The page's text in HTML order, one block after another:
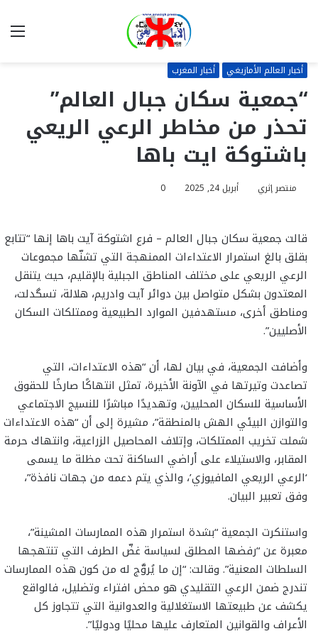
أخبار العالم الأمازيغي أخبار المغرب
“جمعية سكان جبال العالم”
تحذر من مخاطر الرعي الريعي
باشتوكة ايت باها
منتصر إثري أبريل 24, 2025 0
قالت جمعية سكان جبال العالم – فرع اشتوكة آيت باها إنها “تتابع
بقلق بالغ استمرار الاعتداءات الممنهجة التي تشنّها مجموعات
الرعي الريعي على مختلف المناطق الجبلية بالإقليم، حيث يتنقل
المعتدون بشكل متواصل بين دوائر آيت وادريم، هلالة، تسگدلت،
ومناطق أخرى، مستهدفين الموارد الطبيعية وممتلكات السكان
الأصليين”.
وأضافت الجمعية، في بيان لها، أن “هذه الاعتداءات، التي
تصاعدت وتيرتها في الآونة الأخيرة، تمثل انتهاكًا صارخًا للحقوق
الأساسية للسكان المحليين، وتهديدًا مباشرًا للنسيج الاجتماعي
والتوازن البيئي الهش بالمنطقة”، مشيرة إلى أن “هذه الاعتداءات
شملت تخريب الممتلكات، وإتلاف المحاصيل الزراعية، وانتهاك حرمة
المقابر، والاستيلاء على أراضي الساكنة تحت مظلة ما يسمى
‘الرعي الريعي المافيوزي’، والذي يتم دعمه من جهات نافذة”،
وفق تعبير البيان.
واستنكرت الجمعية “بشدة استمرار هذه الممارسات المشينة”،
معبرة عن “رفضها المطلق لسياسة غضّ الطرف التي تنتهجها
السلطات المعنية”. وقالت: “إن ما يُروَّج له من كون هذه الممارسات
تندرج ضمن الرعي التقليدي هو محض افتراء وتضليل، فالواقع
يكشف عن طبيعتها الاستغلالية والعدوانية التي تتجاوز كل
الأعراف والقوانين المتعارف عليها محليًا ودوليًا”.